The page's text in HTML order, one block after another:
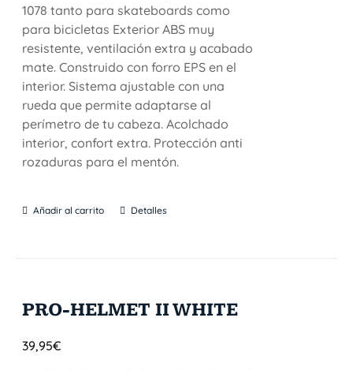
1078 tanto para skateboards como
para bicicletas Exterior ABS muy
resistente, ventilación extra y acabado
mate. Construido con forro EPS en el
interior. Sistema ajustable con una
rueda que permite adaptarse al
perímetro de tu cabeza. Acolchado
interior, confort extra. Protección anti
rozaduras para el mentón.
Añadir al carrito Detalles
PRO-HELMET II WHITE
39,95€